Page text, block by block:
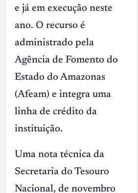
e já em execução neste
ano. O recurso é
administrado pela
Agência de Fomento do
Estado do Amazonas
(Afeam) e integra uma
linha de crédito da
instituição.
Uma nota técnica da
Secretaria do Tesouro
Nacional, de novembro